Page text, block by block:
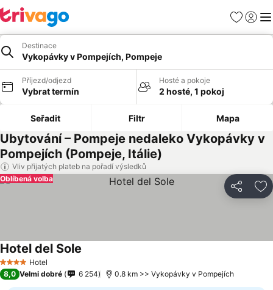
Oblíbené
Destinace
Vykopávky v Pompejích, Pompeje
Příjezd/odjezd
Vybrat termín
Hosté a pokoje
2 hosté, 1 pokoj
Seřadit Filtr Mapa
Ubytování – Pompeje nedaleko Vykopávky v
Pompejích (Pompeje, Itálie)
Vliv přijatých plateb na pořadí výsledků
Sdílet
Oblíbená volba
4 Počet hvězdiček
Hotel
Hotel del Sole
8,0 Velmi dobré 6 254 0.8 km >> Vykopávky v Pompejích